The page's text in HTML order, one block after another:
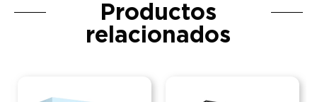
Productos
relacionados